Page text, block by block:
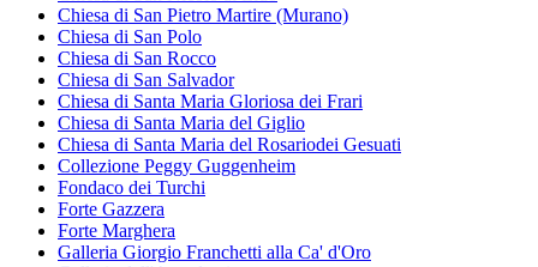
Chiesa di San Pietro Martire (Murano)
Chiesa di San Polo
Chiesa di San Rocco
Chiesa di San Salvador
Chiesa di Santa Maria Gloriosa dei Frari
Chiesa di Santa Maria del Giglio
Chiesa di Santa Maria del Rosariodei Gesuati
Collezione Peggy Guggenheim
Fondaco dei Turchi
Forte Gazzera
Forte Marghera
Galleria Giorgio Franchetti alla Ca' d'Oro